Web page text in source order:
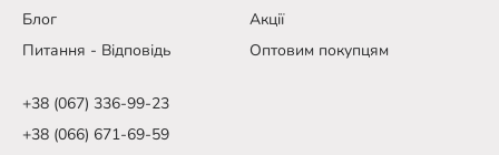
Блог
Акції
Питання - Відповідь
Оптовим покупцям
+38 (067) 336-99-23
+38 (066) 671-69-59